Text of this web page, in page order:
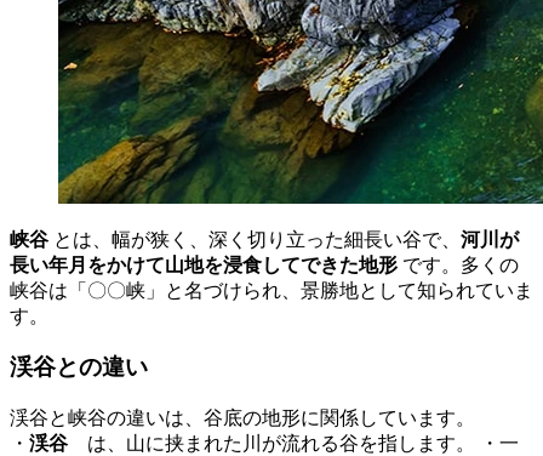
峡谷 とは、幅が狭く、深く切り立った細長い谷で、 河川が
長い年月をかけて山地を浸食してできた地形 です。多くの
峡谷は「〇〇峡」と名づけられ、景勝地として知られていま
す。
渓谷との違い
渓谷と峡谷の違いは、谷底の地形に関係しています。
・ 渓谷 は、山に挟まれた川が流れる谷を指します。 ・一